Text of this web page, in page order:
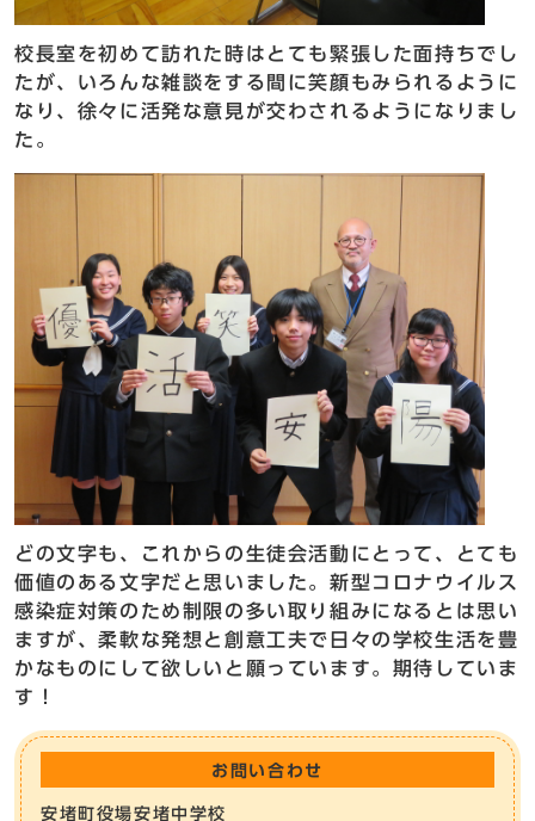
校長室を初めて訪れた時はとても緊張した面持ちでし
たが、いろんな雑談をする間に笑顔もみられるように
なり、徐々に活発な意見が交わされるようになりまし
た。
どの文字も、これからの生徒会活動にとって、とても
価値のある文字だと思いました。新型コロナウイルス
感染症対策のため制限の多い取り組みになるとは思い
ますが、柔軟な発想と創意工夫で日々の学校生活を豊
かなものにして欲しいと願っています。期待していま
す！
お問い合わせ
安堵町役場安堵中学校